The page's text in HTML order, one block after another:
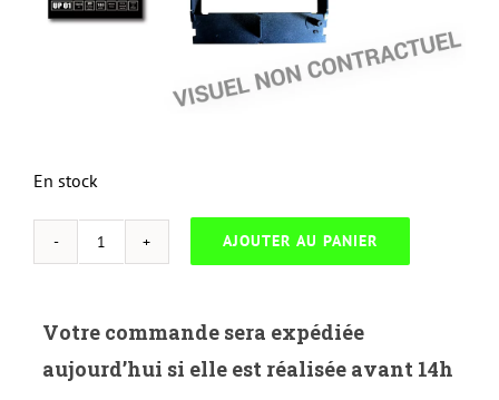
En stock
quantité
E.0614-
EPSON
AJOUTER AU PANIER
Votre commande sera expédiée
aujourd’hui si elle est réalisée avant 14h